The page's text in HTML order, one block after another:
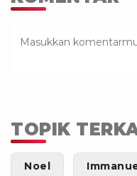
TOPIK
Noel